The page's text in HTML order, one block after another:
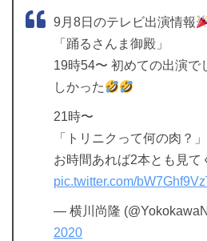
9月8日のテレビ出演情報
「踊るさんま御殿」
19時54〜 初めての出演で
しかった
21時〜
「トリニクって何の肉？
お時間あれば2本とも見て
pic.twitter.com/
— 横川尚隆
2020